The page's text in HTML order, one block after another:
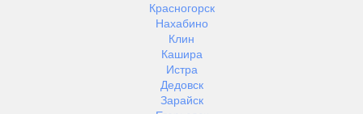
Красногорск
Нахабино
Клин
Кашира
Истра
Дедовск
Зарайск